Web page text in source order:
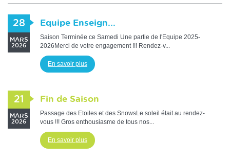
28
MARS
2026
Equipe Enseign...
Saison Terminée ce Samedi Une partie de l'Equipe 2025-
2026Merci de votre engagement !!! Rendez-v...
En savoir plus
21
MARS
2026
Fin de Saison
Passage des Etoiles et des SnowsLe soleil était au rendez-
vous !!! Gros enthousiasme de tous nos...
En savoir plus